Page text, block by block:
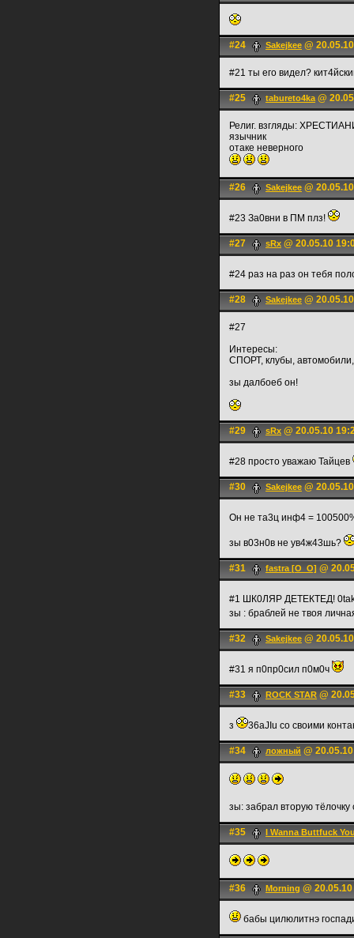
#24 Sakejkee @
#21 ты его видел?
#25 tabureto4ka@
Религ. взгляды:
язычник
отаке неверного
#26 Sakejkee @
#23 За0вни в ПМ плз!
#27 sRx @ 20.05.10
#24 раз на раз он тебя
#28 Sakejkee @
#27
Интересы:
СПОРТ, клубы,
зы далбоеб он!
#29 sRx @ 20.05.10
#28 просто уважаю Тайцев
#30 Sakejkee @
Он не та3ц инф4 =
зы в03н0в не ув4ж43шь?
#31 fastra [O_O] @
#1 ШК0ЛЯР ДЕТЕКТЕД!
зы : браблей не твоя
#32 Sakejkee @
#31 я п0пр0сил п0м0ч
#33 ROCK STAR @
з 36aJIu со своими
#34 ложный @
зы: забрал вторую
#35 I Wanna Buttfuck
#36 Morning @
бабы цилюлитнэ